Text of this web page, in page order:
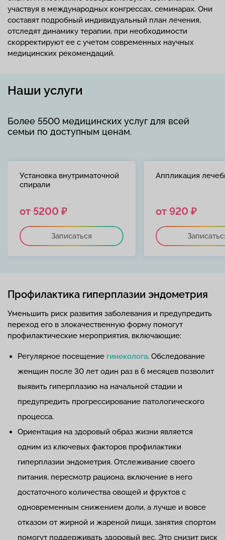
участвуя в международных конгрессах, семинарах. Они
составят подробный индивидуальный план лечения,
отследят динамику терапии, при необходимости
скорректируют ее с учетом современных научных
медицинских рекомендаций.
Наши услуги
Более 5500 медицинских услуг для всей
семьи по доступным ценам.
Установка внутриматочной
спирали
от 5200 ₽
Записаться
Аппликация
от 920 ₽
Профилактика гиперплазии эндометрия
Уменьшить риск развития заболевания и предупредить
переход его в злокачественную форму помогут
профилактические мероприятия, включающие:
Регулярное посещение гинеколога. Обследование
женщин после 30 лет один раз в 6 месяцев позволит
выявить гиперплазию на начальной стадии и
предупредить прогрессирование патологического
процесса.
Ориентация на здоровый образ жизни является
одним из ключевых факторов профилактики
гиперплазии эндометрия. Отслеживание своего
питания, пересмотр рациона, включение в него
достаточного количества овощей и фруктов с
одновременным снижением доли, а лучше и вовсе
отказом от жирной и жареной пищи, занятия спортом
помогут поддерживать здоровый вес. Это снизит риск